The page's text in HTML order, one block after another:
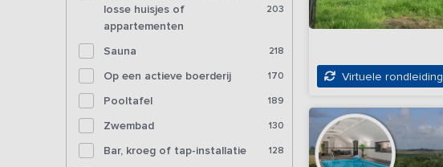
losse huisjes of
appartementen
203
Sauna 218
Op een actieve boerderij 170
Pooltafel 189
Zwembad 130
Bar, kroeg of tap-installatie 128
Virtuele rondleiding